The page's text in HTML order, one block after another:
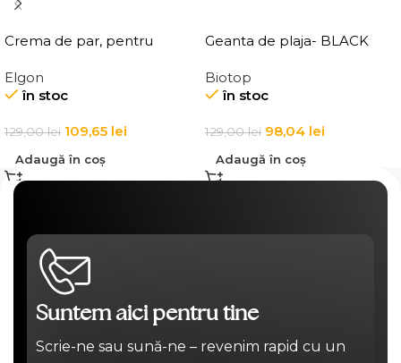
Crema de par, pentru
Affixx 83 Curl Creator
Cream
Elgon
în stoc
129,00lei 109,65 lei
Adaugă în coș
Geanta de plaja- BLACK
Biotop
în stoc
129,00lei 98,04 lei
Adaugă în coș
Suntem aici pentru tine
Scrie-ne sau sună-ne – revenim rapid cu un